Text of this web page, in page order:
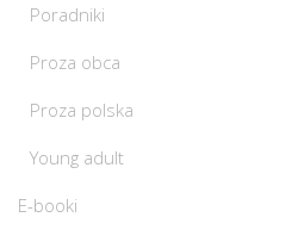
Poradniki
Proza obca
Proza polska
Young adult
E-booki